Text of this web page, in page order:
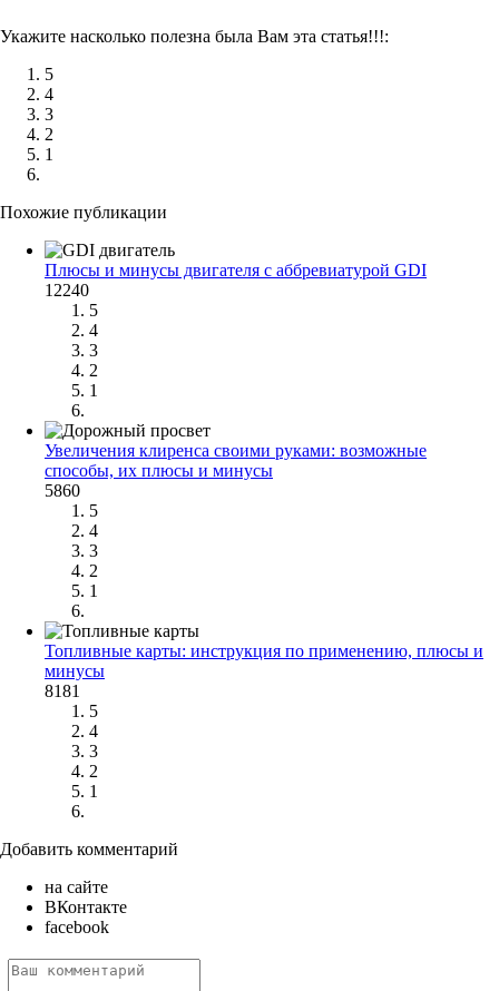
Укажите насколько полезна была Вам эта статья!!!:
5
4
3
2
1
Похожие публикации
Плюсы и минусы двигателя с аббревиатурой GDI
12240
5
4
3
2
1
Увеличения клиренса своими руками: возможные
способы, их плюсы и минусы
5860
5
4
3
2
1
Топливные карты: инструкция по применению, плюсы и
минусы
8181
5
4
3
2
1
Добавить комментарий
на сайте
ВКонтакте
facebook